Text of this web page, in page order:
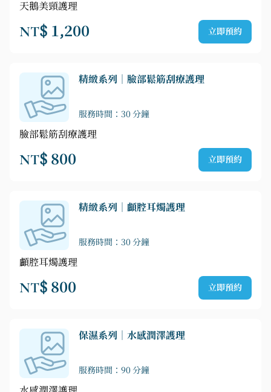
天鵝美頸護理
NT$ 1,200 立即預約
精緻系列｜臉部鬆筋刮療護理
服務時間：30 分鐘
臉部鬆筋刮療護理
NT$ 800 立即預約
精緻系列｜顱腔耳燭護理
服務時間：30 分鐘
顱腔耳燭護理
NT$ 800 立即預約
保濕系列｜水感潤澤護理
服務時間：90 分鐘